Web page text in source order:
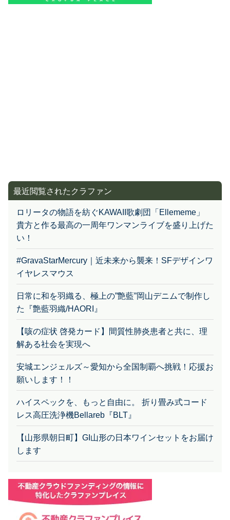
最近閲覧されたクラファン
ロリータの物語を紡ぐKAWAII歌劇団「Ellememe」
貴方と作る最高の一周年ワンマンライブを盛り上げた
い！
#GravaStarMercury｜近未来から襲来！SFデザインワ
イヤレスマウス
日常に和を羽織る、極上の”艶藍”岡山デニムで制作し
た『艶藍羽織/HAORI』
【咳の症状 啓発カード】間質性肺炎患者と共に、理
解ある社会を実現へ
安城エンジェルズ～愛知から全国制覇へ挑戦！応援お
願いします！！
ハイスペックを、もっと自由に。 折り畳み式コード
レス高圧洗浄機Bellareb『BLT』
【山形県朝日町】GI山形の日本ワインセットをお届け
します